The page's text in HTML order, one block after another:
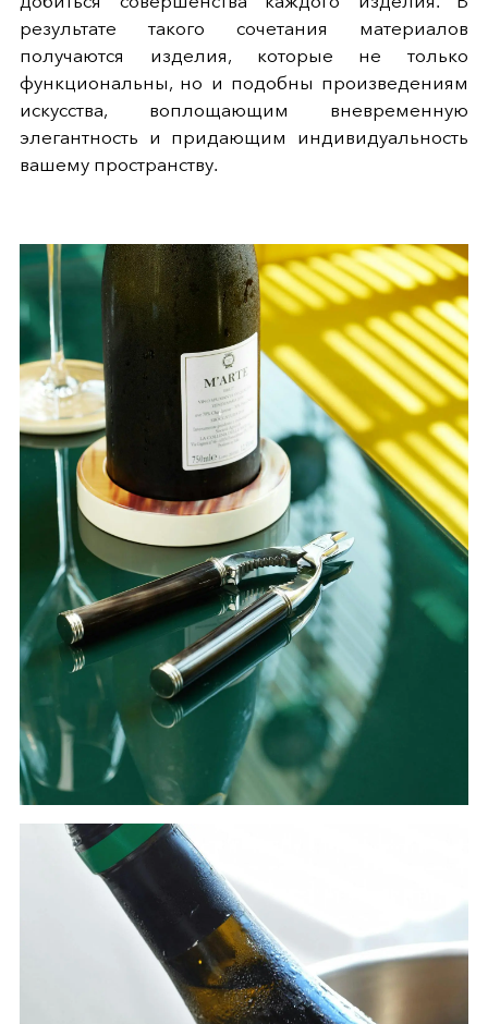
результате такого сочетания материалов
получаются изделия, которые не только
функциональны, но и подобны произведениям
искусства, воплощающим вневременную
элегантность и придающим индивидуальность
вашему пространству.